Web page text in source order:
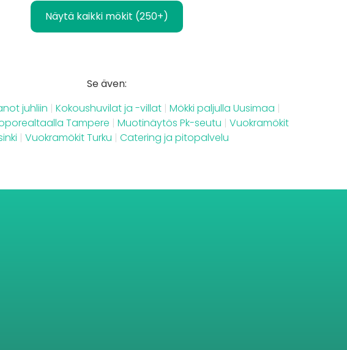
Näytä kaikki mökit (250+)
Se även:
juhliin | Kokoushuvilat ja -villat | Mökki paljulla Uusimaa |
Tampere | Muotinäytös Pk-seutu | Vuokramökit
| Vuokramökit Turku | Catering ja pitopalvelu